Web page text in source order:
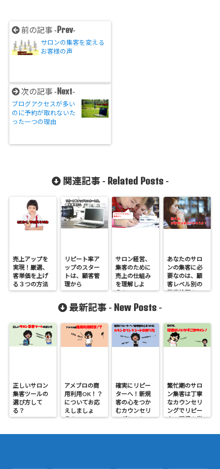
前の記事 -Prev-
サロンの集客を変える
お客様の声
次の記事 -Next-
ブログアクセスが多い
のに予約が取れないた
った一つの理由
関連記事 - Related Posts-
売上アップを
実現！厳選、
客単価を上げ
る３つの方法
リピート率ア
ップのスター
トは、顧客管
理から
サロン経営、
集客のために
売上の仕組み
を理解しよ
う！
あなたのサロ
ンの集客に必
要なのは、顧
客レベル別の
徹底検証！
最新記事 - New Posts -
正しいサロン
集客ツールの
選び方して
る？
アメブロの商
用利用OK！？
についてお応
えしましょ
う！
確実にリピー
ターへ！新規
客の心をつか
むカウンセリ
ングシートの
繁忙期のサロ
ン集客は丁寧
なカウンセリ
ングでリピー
ター獲得！覚
そこのサロン